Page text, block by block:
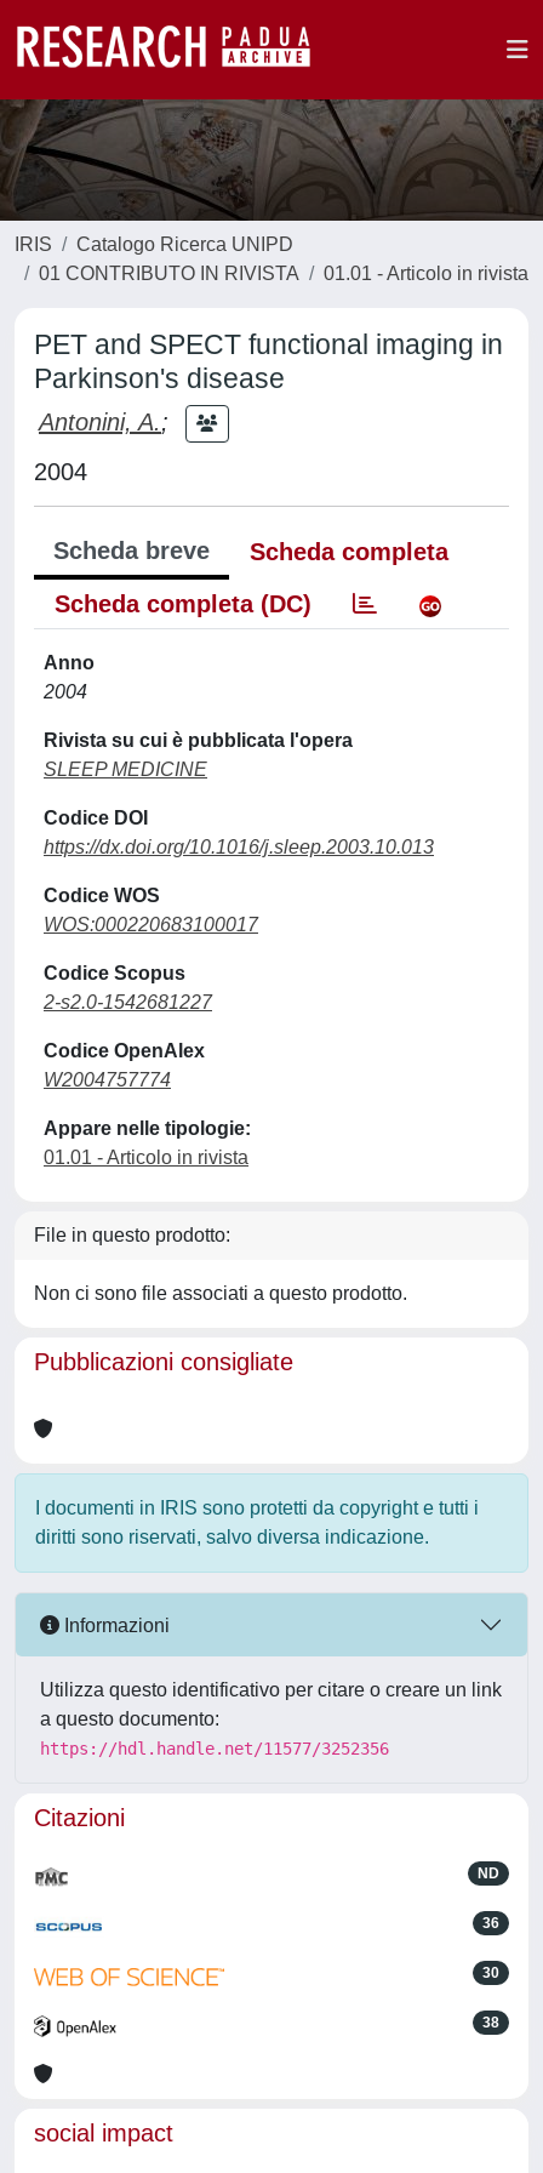
IRIS
Catalogo Ricerca UNIPD
01 CONTRIBUTO IN RIVISTA
01.01 - Articolo in rivista
PET and SPECT functional imaging in
Parkinson's disease
Antonini, A.;
2004
Scheda breve
Scheda completa
Scheda completa (DC)
Anno
2004
Rivista su cui è pubblicata l'opera
SLEEP MEDICINE
Codice DOI
https://dx.doi.org/10.1016/j.sleep.2003.10.013
Codice WOS
WOS:000220683100017
Codice Scopus
2-s2.0-1542681227
Codice OpenAlex
W2004757774
Appare nelle tipologie:
01.01 - Articolo in rivista
File in questo prodotto:
Non ci sono file associati a questo prodotto.
Pubblicazioni consigliate
I documenti in IRIS sono protetti da copyright e tutti i
diritti sono riservati, salvo diversa indicazione.
Informazioni
Utilizza questo identificativo per citare o creare un link
a questo documento:
https://hdl.handle.net/11577/3252356
Citazioni
ND
36
30
38
social impact